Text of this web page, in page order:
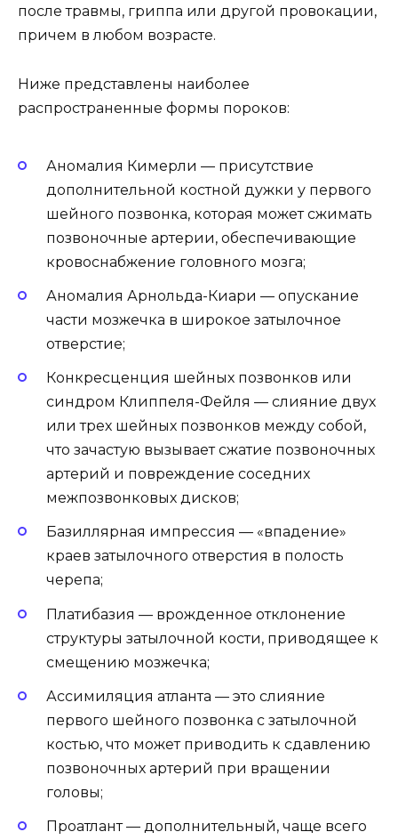
после травмы, гриппа или другой провокации,
причем в любом возрасте.
Ниже представлены наиболее
распространенные формы пороков:
Аномалия Кимерли — присутствие
дополнительной костной дужки у первого
шейного позвонка, которая может сжимать
позвоночные артерии, обеспечивающие
кровоснабжение головного мозга;
Аномалия Арнольда-Киари — опускание
части мозжечка в широкое затылочное
отверстие;
Конкресценция шейных позвонков или
синдром Клиппеля-Фейля — слияние двух
или трех шейных позвонков между собой,
что зачастую вызывает сжатие позвоночных
артерий и повреждение соседних
межпозвонковых дисков;
Базиллярная импрессия — «впадение»
краев затылочного отверстия в полость
черепа;
Платибазия — врожденное отклонение
структуры затылочной кости, приводящее к
смещению мозжечка;
Ассимиляция атланта — это слияние
первого шейного позвонка с затылочной
костью, что может приводить к сдавлению
позвоночных артерий при вращении
головы;
Проатлант — дополнительный, чаще всего